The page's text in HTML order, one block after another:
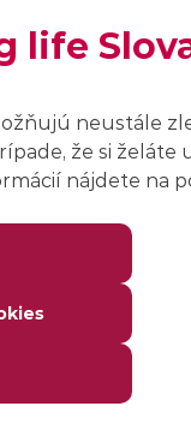
life
neustále
že si želáte
nájdete na